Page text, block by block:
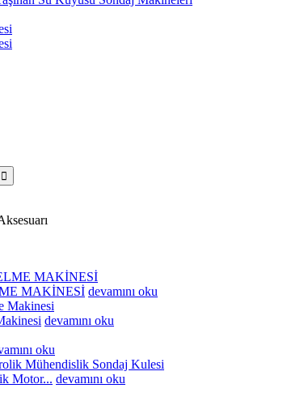
MAKİNESİ devamını oku
devamını oku
oku
Motor... devamını oku